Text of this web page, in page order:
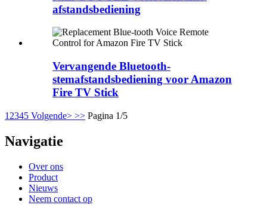
afstandsbediening
Vervangende Bluetooth-
stemafstandsbediening voor Amazon
Fire TV Stick
1 2345 Volgende> >> Pagina 1/5
Navigatie
Over ons
Product
Nieuws
Neem contact op